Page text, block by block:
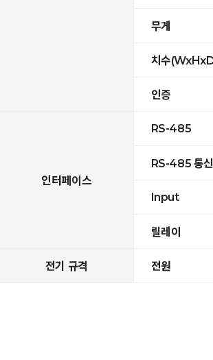
무게
치수
인증
인터페이스
RS-485
RS-485 통
Input
릴레이
전기 규격 전원